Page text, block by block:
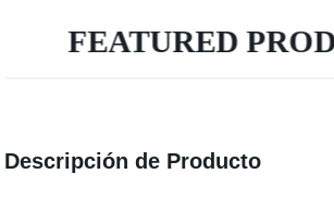
FEATURED
Descripción de Producto